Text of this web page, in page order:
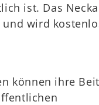
ist. Das
wird
können ihre